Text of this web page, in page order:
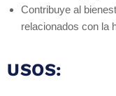
Contribuye al
relacionados con la
USOS: